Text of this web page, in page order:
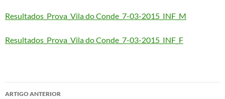
Resultados_Prova_Vila do Conde_7-03-2015_INF_M
Resultados_Prova_Vila do Conde_7-03-2015_INF_F
Navegação
ARTIGO ANTERIOR